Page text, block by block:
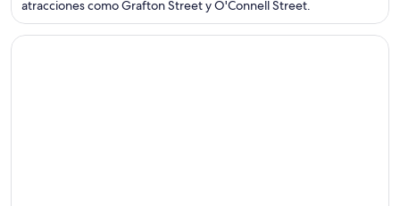
atracciones como Grafton Street y O'Connell Street.
Se abrirá en una nueva ventana
Hollander Boutique Hotel